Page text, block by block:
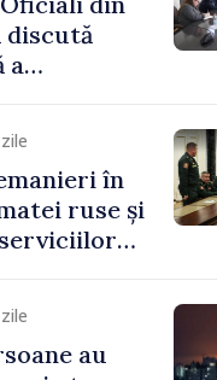
discută
a
în
ruse și
au